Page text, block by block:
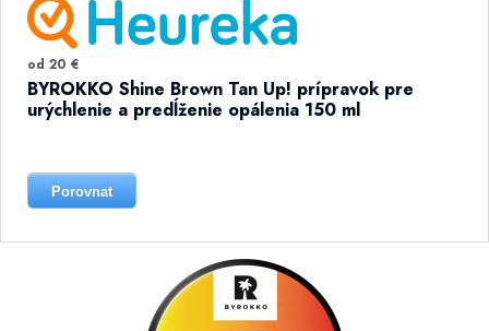
od 20 €
BYROKKO Shine Brown Tan Up! prípravok pre
urýchlenie a predĺženie opálenia 150 ml
Porovnat